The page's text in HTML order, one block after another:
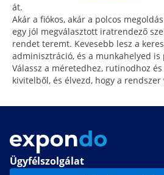
át.
Akár a fiókos, akár a polcos
egy jól megválasztott iratrendező
rendet teremt. Kevesebb lesz a
adminisztráció, és a munkahelyed
Válassz a méretedhez, rutinodhoz
kivitelből, és élvezd, hogy a
Ügyfélszolgálat